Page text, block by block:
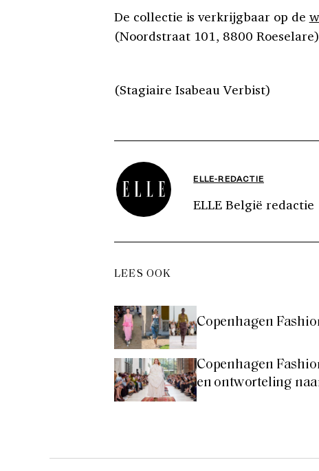
De collectie is verkrijgbaar op de
(Noordstraat 101, 8800
(Stagiaire Isabeau Verbist)
ELLE-REDACTIE
ELLE België redactie
LEES OOK
Copenhagen
Copenhagen
en ontworteling